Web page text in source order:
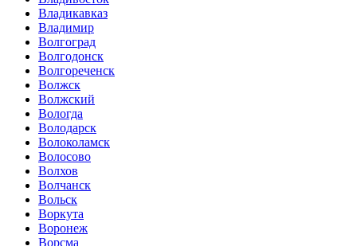
Владикавказ
Владимир
Волгоград
Волгодонск
Волгореченск
Волжск
Волжский
Вологда
Володарск
Волоколамск
Волосово
Волхов
Волчанск
Вольск
Воркута
Воронеж
Ворсма